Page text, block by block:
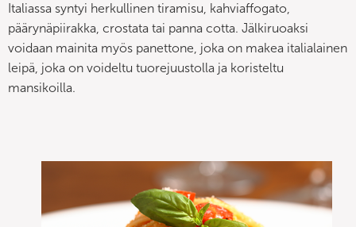
Italiassa syntyi herkullinen tiramisu, kahviaffogato,
päärynäpiirakka, crostata tai panna cotta. Jälkiruoaksi
voidaan mainita myös panettone, joka on makea italialainen
leipä, joka on voideltu tuorejuustolla ja koristeltu
mansikoilla.